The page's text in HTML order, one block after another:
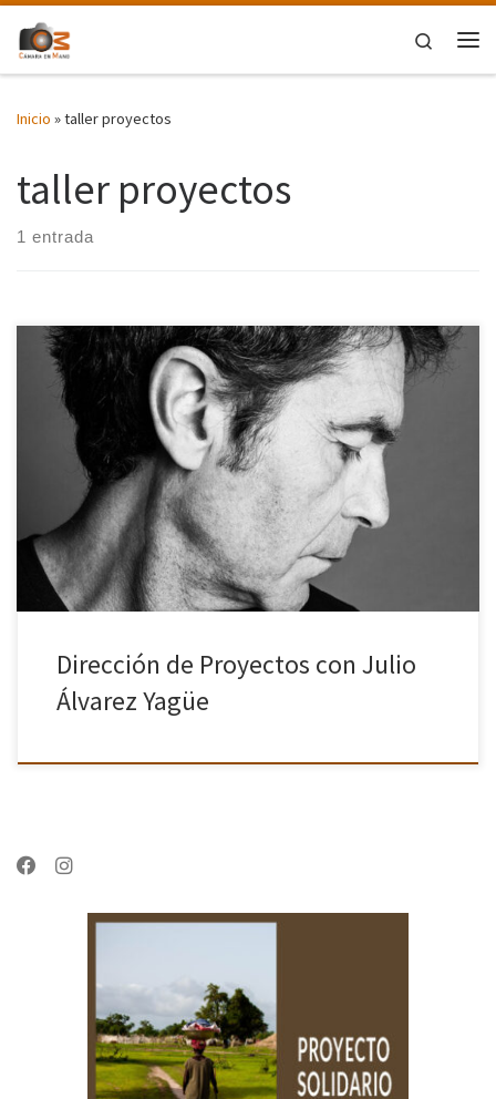
Saltar al contenido
Search
Inicio »taller proyectos
taller proyectos
1 entrada
Dirección de Proyectos con Julio
Álvarez Yagüe